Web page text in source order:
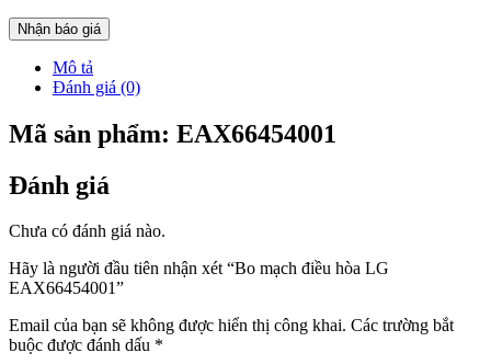
Nhận báo giá
Mô tả
Đánh giá (0)
Mã sản phẩm: EAX66454001
Đánh giá
Chưa có đánh giá nào.
Hãy là người đầu tiên nhận xét “Bo mạch điều hòa LG
EAX66454001”
Email của bạn sẽ không được hiển thị công khai. Các trường bắt
buộc được đánh dấu *